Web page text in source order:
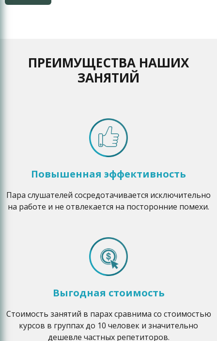
ПРЕИМУЩЕСТВА НАШИХ
ЗАНЯТИЙ
Повышенная эффективность
Пара слушателей сосредотачивается исключительно
на работе и не отвлекается на посторонние помехи.
Выгодная стоимость
Стоимость занятий в парах сравнима со стоимостью
курсов в группах до 10 человек и значительно
дешевле частных репетиторов.